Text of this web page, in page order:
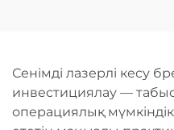
Сенімді лазерлі кесу
инвестициялау —
операциялық